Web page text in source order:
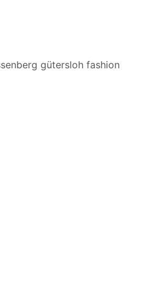
gütersloh fashion